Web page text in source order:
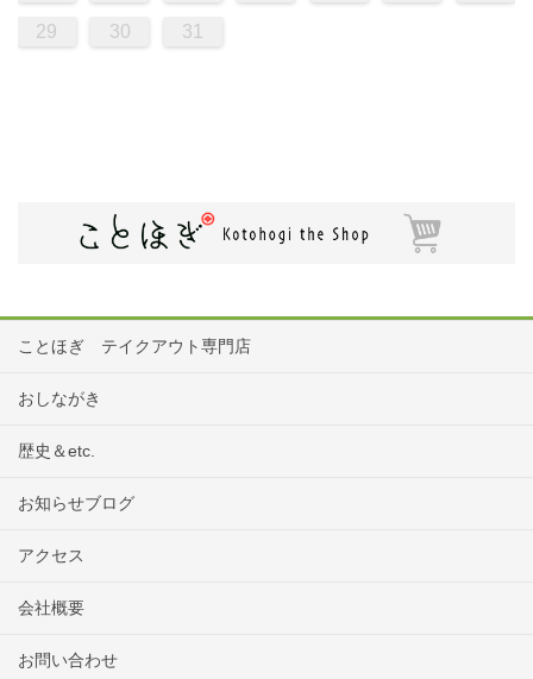
29 30 31
ことほぎ テイクアウト専門店
おしながき
歴史＆etc.
お知らせブログ
アクセス
会社概要
お問い合わせ